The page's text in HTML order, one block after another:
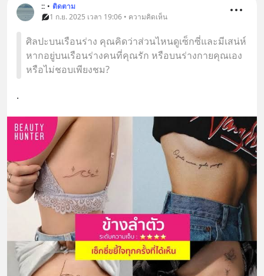
:: • ติดตาม
1 ก.ย. 2025 เวลา 19:06 • ความคิดเห็น
ศิลปะบนเรือนร่าง คุณคิดว่าส่วนไหนดูเซ็กซี่และมีเสน่ห์
หากอยู่บนเรือนร่างคนที่คุณรัก หรือบนร่างกายคุณเอง
หรือไม่ชอบเพียงชม?
.